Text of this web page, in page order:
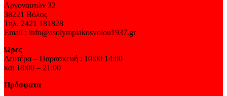
Αργοναυτών 32
38221 Βόλος
Τηλ. 2421 181828
Email : info@asolympiakosvolou1937.gr
Ώρες
Δευτέρα – Παρασκευή : 10:00 14:00
και 18:00 – 21:00
Πρόσφατα